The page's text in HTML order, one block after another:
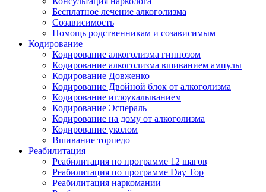
Бесплатное лечение алкоголизма
Созависимость
Помощь родственникам и созависимым
Кодирование
Кодирование алкоголизма гипнозом
Кодирование алкоголизма вшиванием ампулы
Кодирование Довженко
Кодирование Двойной блок от алкоголизма
Кодирование иглоукалыванием
Кодирование Эспераль
Кодирование на дому от алкоголизма
Кодирование уколом
Вшивание торпедо
Реабилитация
Реабилитация по программе 12 шагов
Реабилитация по программе Day Top
Реабилитация наркомании